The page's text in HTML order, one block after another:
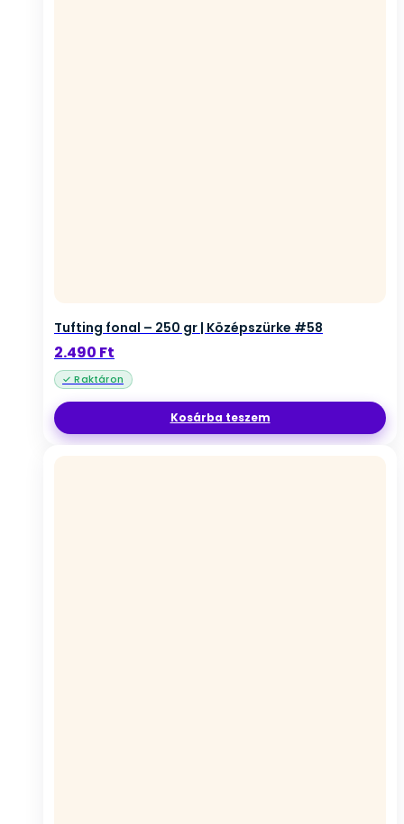
Tufting fonal – 250 gr | Középszürke #58
2.490 Ft
Kosárba teszem